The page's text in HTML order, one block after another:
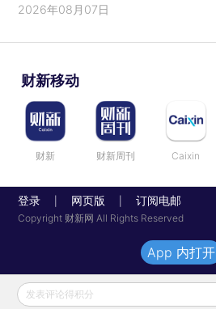
2026年08月07日
财新移动
财新 财新周刊 Caixin
登录 网页版 订阅电邮
Copyright 财新网 All Rights Reserved
发表评论得积分
App 内打开